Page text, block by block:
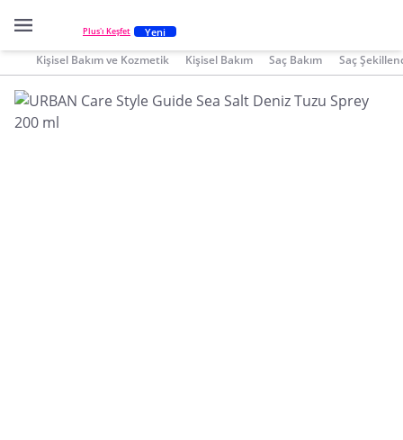
Plus'ı Keşfet Yeni
Kişisel Bakım ve Kozmetik Kişisel Bakım Saç Bakım Saç